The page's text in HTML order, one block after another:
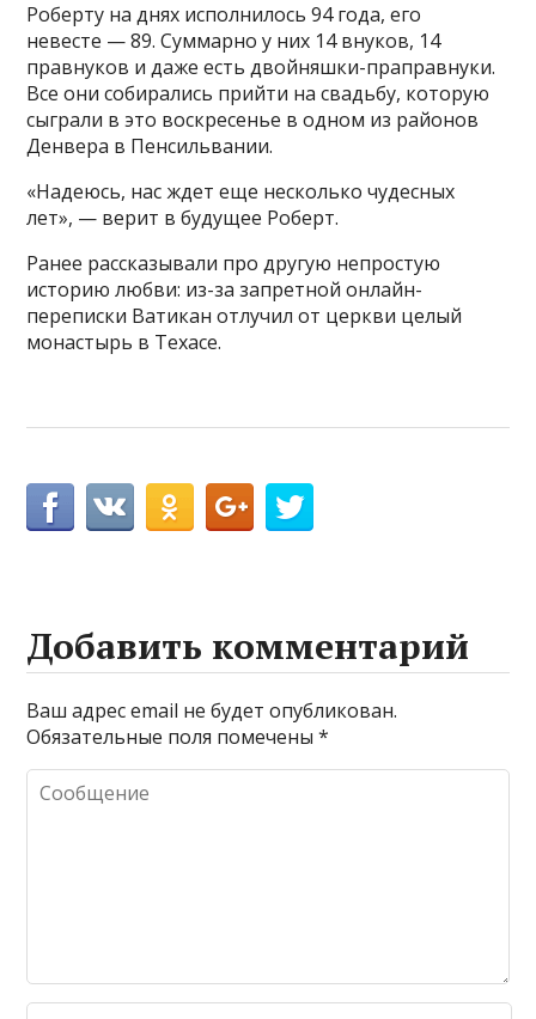
Роберту на днях исполнилось 94 года, его
невесте — 89. Суммарно у них 14 внуков, 14
правнуков и даже есть двойняшки-праправнуки.
Все они собирались прийти на свадьбу, которую
сыграли в это воскресенье в одном из районов
Денвера в Пенсильвании.
«Надеюсь, нас ждет еще несколько чудесных
лет», — верит в будущее Роберт.
Ранее рассказывали про другую непростую
историю любви: из-за запретной онлайн-
переписки Ватикан отлучил от церкви целый
монастырь в Техасе.
Добавить комментарий
Ваш адрес email не будет опубликован.
Обязательные поля помечены*